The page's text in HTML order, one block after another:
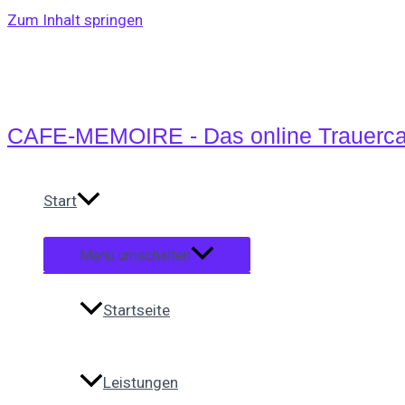
Zum Inhalt springen
CAFE-MEMOIRE - Das online
Start
Menü umschalten
Startseite
Leistungen